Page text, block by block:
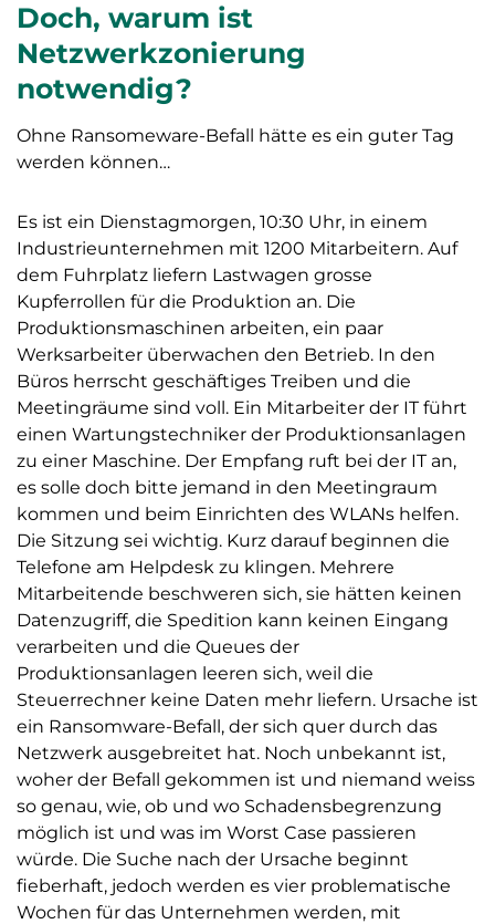
Doch, warum ist
Netzwerkzonierung
notwendig?
Ohne Ransomeware-Befall hätte es ein guter Tag
werden können…
Es ist ein Dienstagmorgen, 10:30 Uhr, in einem
Industrieunternehmen mit 1200 Mitarbeitern. Auf
dem Fuhrplatz liefern Lastwagen grosse
Kupferrollen für die Produktion an. Die
Produktionsmaschinen arbeiten, ein paar
Werksarbeiter überwachen den Betrieb. In den
Büros herrscht geschäftiges Treiben und die
Meetingräume sind voll. Ein Mitarbeiter der IT führt
einen Wartungstechniker der Produktionsanlagen
zu einer Maschine. Der Empfang ruft bei der IT an,
es solle doch bitte jemand in den Meetingraum
kommen und beim Einrichten des WLANs helfen.
Die Sitzung sei wichtig. Kurz darauf beginnen die
Telefone am Helpdesk zu klingen. Mehrere
Mitarbeitende beschweren sich, sie hätten keinen
Datenzugriff, die Spedition kann keinen Eingang
verarbeiten und die Queues der
Produktionsanlagen leeren sich, weil die
Steuerrechner keine Daten mehr liefern. Ursache ist
ein Ransomware-Befall, der sich quer durch das
Netzwerk ausgebreitet hat. Noch unbekannt ist,
woher der Befall gekommen ist und niemand weiss
so genau, wie, ob und wo Schadensbegrenzung
möglich ist und was im Worst Case passieren
würde. Die Suche nach der Ursache beginnt
fieberhaft, jedoch werden es vier problematische
Wochen für das Unternehmen werden, mit